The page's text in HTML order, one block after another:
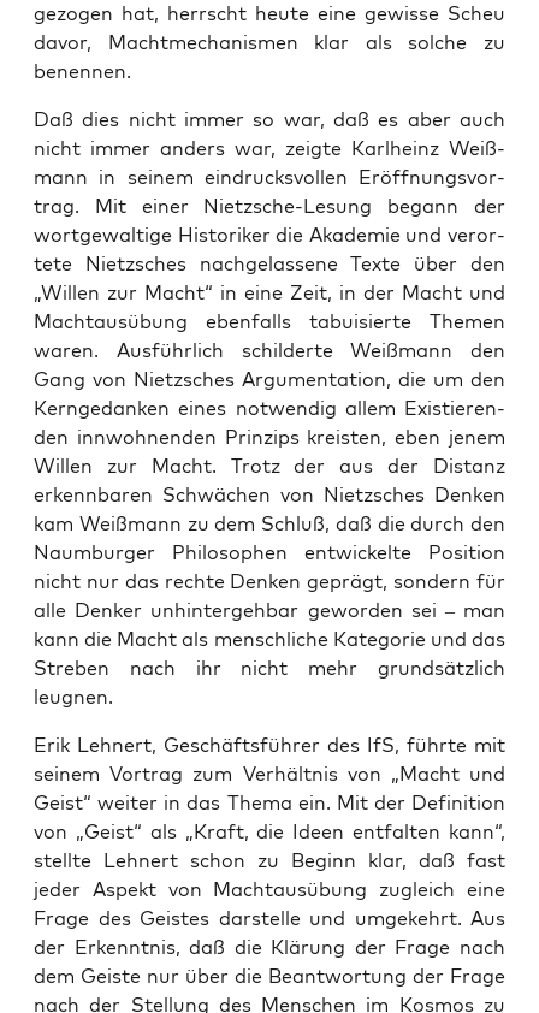
ge­zo­gen hat, herrscht heu­te eine gewis­se Scheu
davor, Macht­me­cha­nis­men klar als sol­che zu
benennen.
Daß dies nicht immer so war, daß es aber auch
nicht immer anders war, zeig­te Karl­heinz Weiß­
mann in sei­nem ein­drucks­vol­len Eröff­nungs­vor­
trag. Mit einer Nietz­sche-Lesung begann der
wort­ge­wal­ti­ge His­to­ri­ker die Aka­de­mie und ver­or­
te­te Nietz­sches nach­ge­las­se­ne Tex­te über den
„Wil­len zur Macht“ in eine Zeit, in der Macht und
Macht­aus­übung eben­falls tabui­sier­te The­men
waren. Aus­führ­lich schil­der­te Weiß­mann den
Gang von Nietz­sches Argu­men­ta­ti­on, die um den
Kern­ge­dan­ken eines not­wen­dig allem Exis­tie­ren­
den inn­woh­nen­den Prin­zips kreis­ten, eben jenem
Wil­len zur Macht. Trotz der aus der Distanz
erkenn­ba­ren Schwä­chen von Nietz­sches Den­ken
kam Weiß­mann zu dem Schluß, daß die durch den
Naum­bur­ger Phi­lo­so­phen ent­wi­ckel­te Posi­ti­on
nicht nur das rech­te Den­ken geprägt, son­dern für
alle Den­ker unhin­ter­geh­bar gewor­den sei – man
kann die Macht als mensch­li­che Kate­go­rie und das
Stre­ben nach ihr nicht mehr grund­sätz­lich
leugnen.
Erik Leh­nert, Geschäfts­füh­rer des IfS, führ­te mit
sei­nem Vor­trag zum Ver­hält­nis von „Macht und
Geist“ wei­ter in das The­ma ein. Mit der Defi­ni­ti­on
von „Geist“ als „Kraft, die Ideen ent­fal­ten kann“,
stell­te Leh­nert schon zu Beginn klar, daß fast
jeder Aspekt von Macht­aus­übung zugleich eine
Fra­ge des Geis­tes dar­stel­le und umge­kehrt. Aus
der Erkennt­nis, daß die Klä­rung der Fra­ge nach
dem Geis­te nur über die Beant­wor­tung der Fra­ge
nach der Stel­lung des Men­schen im Kos­mos zu